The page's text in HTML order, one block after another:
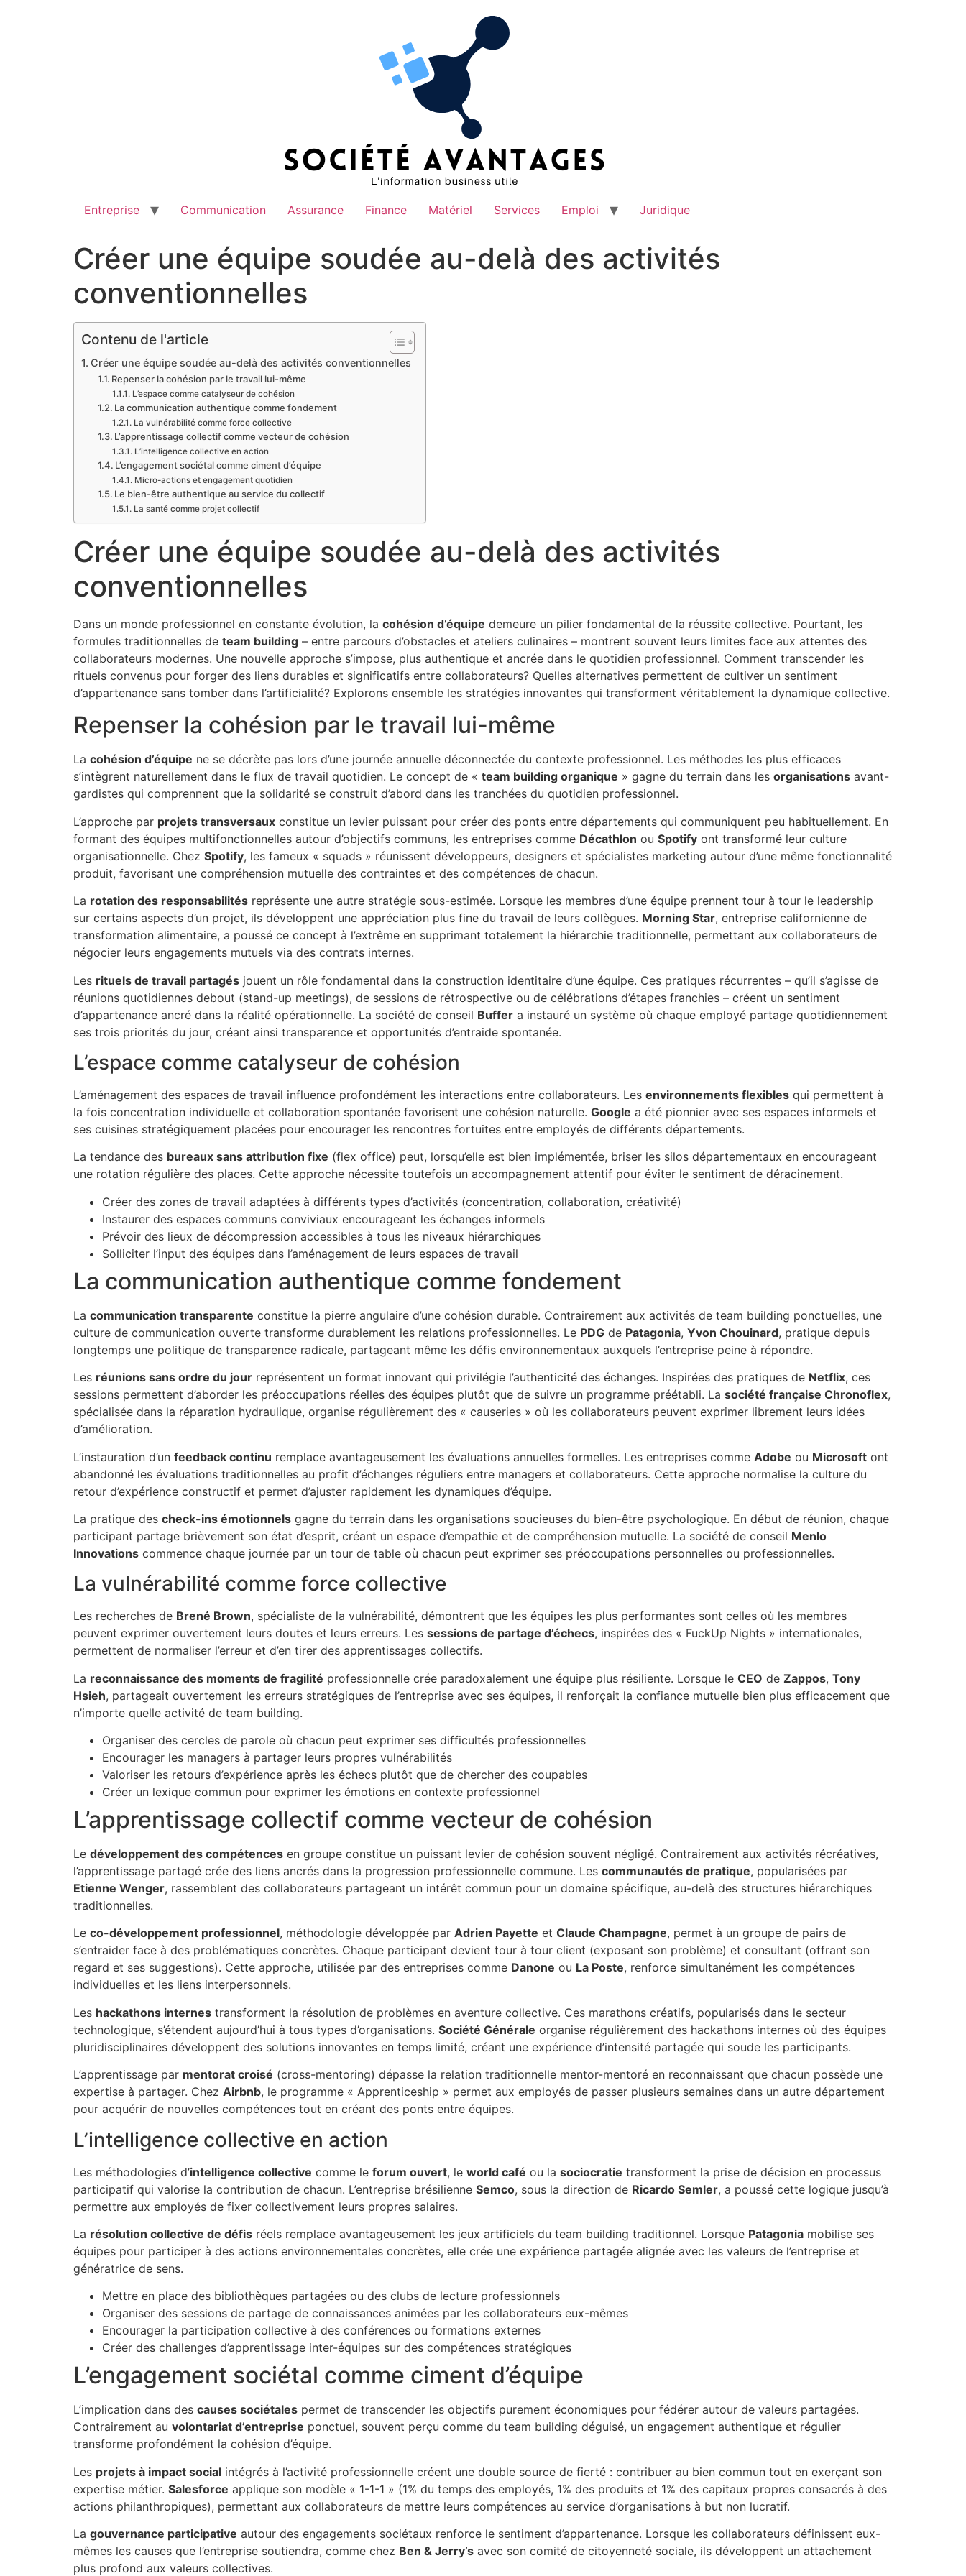
Entreprise Communication Assurance Finance Matériel Services Emploi Juridique
Créer une équipe soudée au-delà des activités
conventionnelles
Contenu de l'article
Créer une équipe soudée au-delà des activités conventionnelles
Repenser la cohésion par le travail lui-même
L’espace comme catalyseur de cohésion
La communication authentique comme fondement
La vulnérabilité comme force collective
L’apprentissage collectif comme vecteur de cohésion
L’intelligence collective en action
L’engagement sociétal comme ciment d’équipe
Micro-actions et engagement quotidien
Le bien-être authentique au service du collectif
La santé comme projet collectif
Créer une équipe soudée au-delà des activités
conventionnelles
Dans un monde professionnel en constante évolution, la cohésion d’équipe demeure un pilier fondamental de la réussite collective. Pourtant, les
formules traditionnelles de team building – entre parcours d’obstacles et ateliers culinaires – montrent souvent leurs limites face aux attentes des
collaborateurs modernes. Une nouvelle approche s’impose, plus authentique et ancrée dans le quotidien professionnel. Comment transcender les
rituels convenus pour forger des liens durables et significatifs entre collaborateurs? Quelles alternatives permettent de cultiver un sentiment
d’appartenance sans tomber dans l’artificialité? Explorons ensemble les stratégies innovantes qui transforment véritablement la dynamique collective.
Repenser la cohésion par le travail lui-même
La cohésion d’équipe ne se décrète pas lors d’une journée annuelle déconnectée du contexte professionnel. Les méthodes les plus efficaces
s’intègrent naturellement dans le flux de travail quotidien. Le concept de « team building organique » gagne du terrain dans les organisations avant-
gardistes qui comprennent que la solidarité se construit d’abord dans les tranchées du quotidien professionnel.
L’approche par projets transversaux constitue un levier puissant pour créer des ponts entre départements qui communiquent peu habituellement. En
formant des équipes multifonctionnelles autour d’objectifs communs, les entreprises comme Décathlon ou Spotify ont transformé leur culture
organisationnelle. Chez Spotify, les fameux « squads » réunissent développeurs, designers et spécialistes marketing autour d’une même fonctionnalité
produit, favorisant une compréhension mutuelle des contraintes et des compétences de chacun.
La rotation des responsabilités représente une autre stratégie sous-estimée. Lorsque les membres d’une équipe prennent tour à tour le leadership
sur certains aspects d’un projet, ils développent une appréciation plus fine du travail de leurs collègues. Morning Star, entreprise californienne de
transformation alimentaire, a poussé ce concept à l’extrême en supprimant totalement la hiérarchie traditionnelle, permettant aux collaborateurs de
négocier leurs engagements mutuels via des contrats internes.
Les rituels de travail partagés jouent un rôle fondamental dans la construction identitaire d’une équipe. Ces pratiques récurrentes – qu’il s’agisse de
réunions quotidiennes debout (stand-up meetings), de sessions de rétrospective ou de célébrations d’étapes franchies – créent un sentiment
d’appartenance ancré dans la réalité opérationnelle. La société de conseil Buffer a instauré un système où chaque employé partage quotidiennement
ses trois priorités du jour, créant ainsi transparence et opportunités d’entraide spontanée.
L’espace comme catalyseur de cohésion
L’aménagement des espaces de travail influence profondément les interactions entre collaborateurs. Les environnements flexibles qui permettent à
la fois concentration individuelle et collaboration spontanée favorisent une cohésion naturelle. Google a été pionnier avec ses espaces informels et
ses cuisines stratégiquement placées pour encourager les rencontres fortuites entre employés de différents départements.
La tendance des bureaux sans attribution fixe (flex office) peut, lorsqu’elle est bien implémentée, briser les silos départementaux en encourageant
une rotation régulière des places. Cette approche nécessite toutefois un accompagnement attentif pour éviter le sentiment de déracinement.
Créer des zones de travail adaptées à différents types d’activités (concentration, collaboration, créativité)
Instaurer des espaces communs conviviaux encourageant les échanges informels
Prévoir des lieux de décompression accessibles à tous les niveaux hiérarchiques
Solliciter l’input des équipes dans l’aménagement de leurs espaces de travail
La communication authentique comme fondement
La communication transparente constitue la pierre angulaire d’une cohésion durable. Contrairement aux activités de team building ponctuelles, une
culture de communication ouverte transforme durablement les relations professionnelles. Le PDG de Patagonia, Yvon Chouinard, pratique depuis
longtemps une politique de transparence radicale, partageant même les défis environnementaux auxquels l’entreprise peine à répondre.
Les réunions sans ordre du jour représentent un format innovant qui privilégie l’authenticité des échanges. Inspirées des pratiques de Netflix, ces
sessions permettent d’aborder les préoccupations réelles des équipes plutôt que de suivre un programme préétabli. La société française Chronoflex,
spécialisée dans la réparation hydraulique, organise régulièrement des « causeries » où les collaborateurs peuvent exprimer librement leurs idées
d’amélioration.
L’instauration d’un feedback continu remplace avantageusement les évaluations annuelles formelles. Les entreprises comme Adobe ou Microsoft ont
abandonné les évaluations traditionnelles au profit d’échanges réguliers entre managers et collaborateurs. Cette approche normalise la culture du
retour d’expérience constructif et permet d’ajuster rapidement les dynamiques d’équipe.
La pratique des check-ins émotionnels gagne du terrain dans les organisations soucieuses du bien-être psychologique. En début de réunion, chaque
participant partage brièvement son état d’esprit, créant un espace d’empathie et de compréhension mutuelle. La société de conseil Menlo
Innovations commence chaque journée par un tour de table où chacun peut exprimer ses préoccupations personnelles ou professionnelles.
La vulnérabilité comme force collective
Les recherches de Brené Brown, spécialiste de la vulnérabilité, démontrent que les équipes les plus performantes sont celles où les membres
peuvent exprimer ouvertement leurs doutes et leurs erreurs. Les sessions de partage d’échecs, inspirées des « FuckUp Nights » internationales,
permettent de normaliser l’erreur et d’en tirer des apprentissages collectifs.
La reconnaissance des moments de fragilité professionnelle crée paradoxalement une équipe plus résiliente. Lorsque le CEO de Zappos, Tony
Hsieh, partageait ouvertement les erreurs stratégiques de l’entreprise avec ses équipes, il renforçait la confiance mutuelle bien plus efficacement que
n’importe quelle activité de team building.
Organiser des cercles de parole où chacun peut exprimer ses difficultés professionnelles
Encourager les managers à partager leurs propres vulnérabilités
Valoriser les retours d’expérience après les échecs plutôt que de chercher des coupables
Créer un lexique commun pour exprimer les émotions en contexte professionnel
L’apprentissage collectif comme vecteur de cohésion
Le développement des compétences en groupe constitue un puissant levier de cohésion souvent négligé. Contrairement aux activités récréatives,
l’apprentissage partagé crée des liens ancrés dans la progression professionnelle commune. Les communautés de pratique, popularisées par
Etienne Wenger, rassemblent des collaborateurs partageant un intérêt commun pour un domaine spécifique, au-delà des structures hiérarchiques
traditionnelles.
Le co-développement professionnel, méthodologie développée par Adrien Payette et Claude Champagne, permet à un groupe de pairs de
s’entraider face à des problématiques concrètes. Chaque participant devient tour à tour client (exposant son problème) et consultant (offrant son
regard et ses suggestions). Cette approche, utilisée par des entreprises comme Danone ou La Poste, renforce simultanément les compétences
individuelles et les liens interpersonnels.
Les hackathons internes transforment la résolution de problèmes en aventure collective. Ces marathons créatifs, popularisés dans le secteur
technologique, s’étendent aujourd’hui à tous types d’organisations. Société Générale organise régulièrement des hackathons internes où des équipes
pluridisciplinaires développent des solutions innovantes en temps limité, créant une expérience d’intensité partagée qui soude les participants.
L’apprentissage par mentorat croisé (cross-mentoring) dépasse la relation traditionnelle mentor-mentoré en reconnaissant que chacun possède une
expertise à partager. Chez Airbnb, le programme « Apprenticeship » permet aux employés de passer plusieurs semaines dans un autre département
pour acquérir de nouvelles compétences tout en créant des ponts entre équipes.
L’intelligence collective en action
Les méthodologies d’intelligence collective comme le forum ouvert, le world café ou la sociocratie transforment la prise de décision en processus
participatif qui valorise la contribution de chacun. L’entreprise brésilienne Semco, sous la direction de Ricardo Semler, a poussé cette logique jusqu’à
permettre aux employés de fixer collectivement leurs propres salaires.
La résolution collective de défis réels remplace avantageusement les jeux artificiels du team building traditionnel. Lorsque Patagonia mobilise ses
équipes pour participer à des actions environnementales concrètes, elle crée une expérience partagée alignée avec les valeurs de l’entreprise et
génératrice de sens.
Mettre en place des bibliothèques partagées ou des clubs de lecture professionnels
Organiser des sessions de partage de connaissances animées par les collaborateurs eux-mêmes
Encourager la participation collective à des conférences ou formations externes
Créer des challenges d’apprentissage inter-équipes sur des compétences stratégiques
L’engagement sociétal comme ciment d’équipe
L’implication dans des causes sociétales permet de transcender les objectifs purement économiques pour fédérer autour de valeurs partagées.
Contrairement au volontariat d’entreprise ponctuel, souvent perçu comme du team building déguisé, un engagement authentique et régulier
transforme profondément la cohésion d’équipe.
Les projets à impact social intégrés à l’activité professionnelle créent une double source de fierté : contribuer au bien commun tout en exerçant son
expertise métier. Salesforce applique son modèle « 1-1-1 » (1% du temps des employés, 1% des produits et 1% des capitaux propres consacrés à des
actions philanthropiques), permettant aux collaborateurs de mettre leurs compétences au service d’organisations à but non lucratif.
La gouvernance participative autour des engagements sociétaux renforce le sentiment d’appartenance. Lorsque les collaborateurs définissent eux-
mêmes les causes que l’entreprise soutiendra, comme chez Ben & Jerry’s avec son comité de citoyenneté sociale, ils développent un attachement
plus profond aux valeurs collectives.